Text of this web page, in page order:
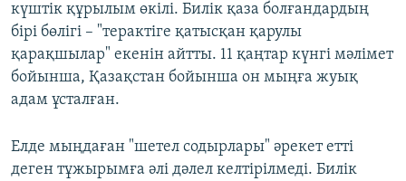
күштік құрылым өкілі. Билік қаза болғандардың
бірі бөлігі – "терактіге қатысқан қарулы
қарақшылар" екенін айтты. 11 қаңтар күнгі мәлімет
бойынша, Қазақстан бойынша он мыңға жуық
адам ұсталған.
Елде мыңдаған "шетел содырлары" әрекет етті
деген тұжырымға әлі дәлел келтірілмеді. Билік